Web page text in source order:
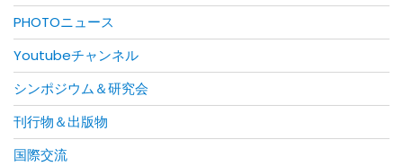
PHOTOニュース
Youtubeチャンネル
シンポジウム＆研究会
刊行物＆出版物
国際交流